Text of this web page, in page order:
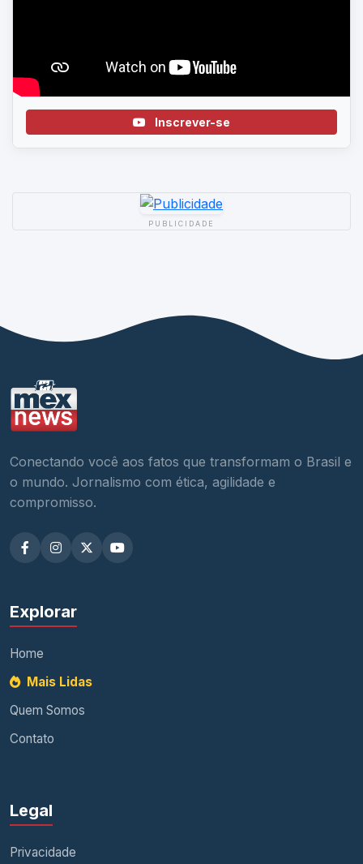
Inscrever-se
PUBLICIDADE
Conectando você aos fatos que transformam o Brasil e
o mundo. Jornalismo com ética, agilidade e
compromisso.
Explorar
Home
Mais Lidas
Quem Somos
Contato
Legal
Privacidade